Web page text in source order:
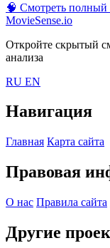
🧠 Смотреть полный
MovieSense.io
Откройте скрытый
анализа
RU EN
Навигация
Главная Карта сайта
Правовая
О нас Правила сайта
Другие